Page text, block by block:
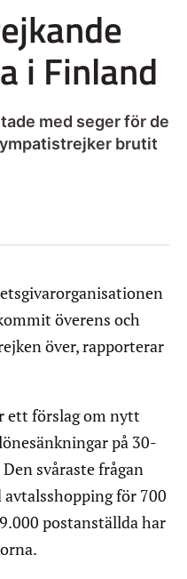
i Finland
med seger för de
brutit
överens och
över, rapporterar
ett förslag om nytt
på 30-
svåraste frågan
för 700
postanställda har